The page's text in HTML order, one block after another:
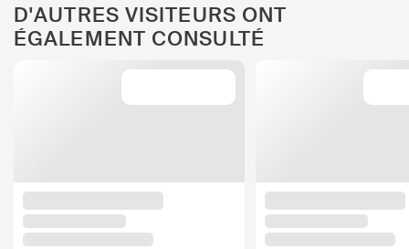
D'AUTRES VISITEURS ONT
ÉGALEMENT CONSULTÉ